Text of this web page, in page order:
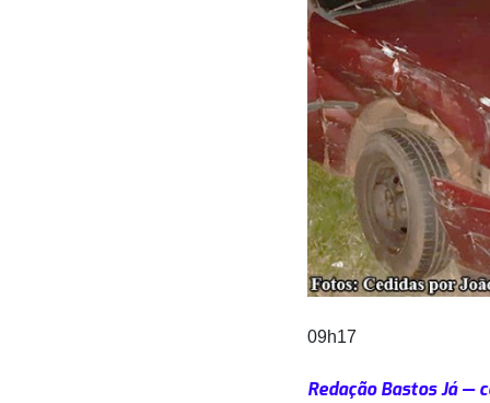
09h17
Redação Bastos Já —